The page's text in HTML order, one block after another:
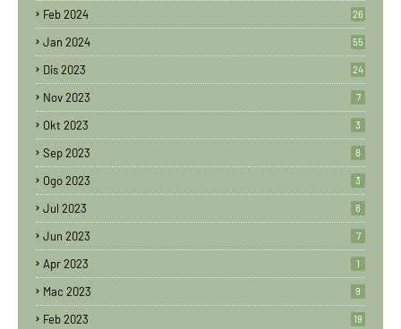
Feb 2024 26
Jan 2024 55
Dis 2023 24
Nov 2023 7
Okt 2023 3
Sep 2023 8
Ogo 2023 3
Jul 2023 8
Jun 2023 7
Apr 2023 1
Mac 2023 9
Feb 2023 19